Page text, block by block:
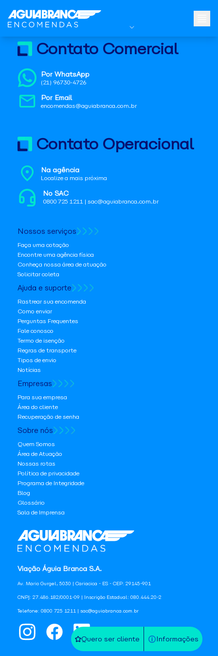
Quero ser cliente Informações
Viação Águia Branca S.A.
Av. Mario Gurgel, 5030 | Cariacica - ES - CEP: 29145-901
CNPJ: 27.486.182/0001-09 | Inscrição Estadual: 080.444.20-2
Telefone: 0800 725 1211 | sac@aguiabranca.com.br
Contato Comercial
Por WhatsApp
(21) 96730-4726
Por Email
encomendas@aguiabranca.com.br
Contato Operacional
Na agência
Localize a mais próxima
No SAC
0800 725 1211 | sac@aguiabranca.com.br
Nossos serviços
Faça uma cotação
Encontre uma agência física
Conheça nossa área de atuação
Solicitar coleta
Ajuda e suporte
Rastrear sua encomenda
Como enviar
Perguntas Frequentes
Fale conosco
Termo de isenção
Regras de transporte
Tipos de envio
Notícias
Empresas
Para sua empresa
Área do cliente
Recuperação de senha
Sobre nós
Quem Somos
Área de Atuação
Nossas rotas
Política de privacidade
Programa de Integridade
Blog
Glossário
Sala de Imprensa